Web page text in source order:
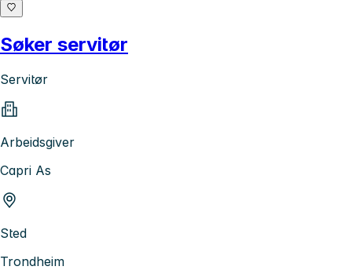
Søker servitør
Servitør
Arbeidsgiver
Capri As
Sted
Trondheim